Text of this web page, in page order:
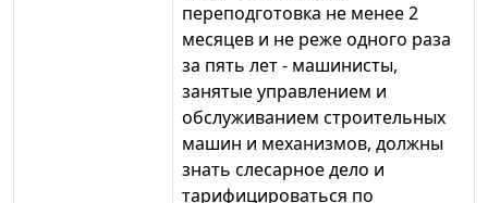
переподготовка не менее 2
месяцев и не реже одного раза
за пять лет - машинисты,
занятые управлением и
обслуживанием строительных
машин и механизмов, должны
знать слесарное дело и
тарифицироваться по